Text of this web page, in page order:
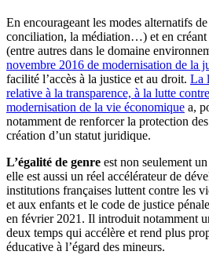
En encourageant les modes alternatifs
conciliation, la médiation…) et en créant
(entre autres dans le domaine
novembre 2016 de modernisation de la
facilité l’accès à la justice et au droit. La
relative à la transparence, à la lutte
modernisation de la vie économique a,
notamment de renforcer la protection
création d’un statut juridique.
L’égalité de genre est non seulement
elle est aussi un réel accélérateur de
institutions françaises luttent contre les
et aux enfants et le code de justice
en février 2021. Il introduit notamment
deux temps qui accélère et rend plus
éducative à l’égard des mineurs.